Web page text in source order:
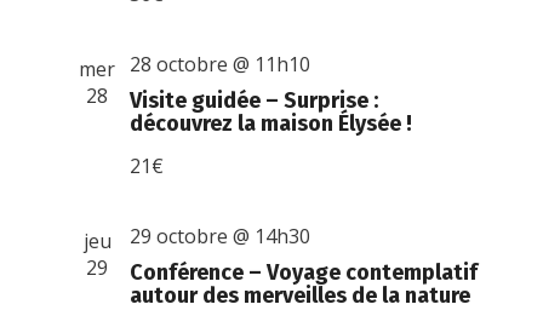
mer
28
Visite guidée – Surprise :
découvrez la maison Élysée !
28 octobre @ 11h10
21€
jeu
29
Conférence – Voyage contemplatif
autour des merveilles de la nature
29 octobre @ 14h30